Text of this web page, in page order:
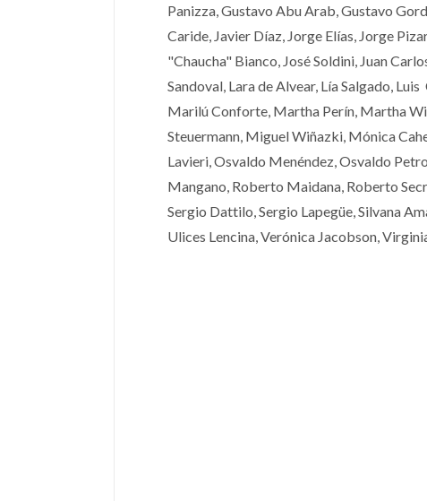
Panizza, Gustavo Abu Arab, Gustavo
Caride, Javier Díaz, Jorge Elías, Jorge
"Chaucha" Bianco, José Soldini, Juan
Sandoval, Lara de Alvear, Lía Salgado,
Marilú Conforte, Martha Perín, Martha
Steuermann, Miguel Wiñazki, Mónica
Lavieri, Osvaldo Menéndez, Osvaldo
Mangano, Roberto Maidana, Roberto
Sergio Dattilo, Sergio Lapegüe, Silvana
Ulices Lencina, Verónica Jacobson,